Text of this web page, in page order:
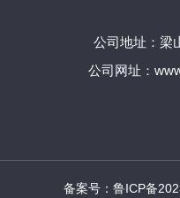
公司地址：梁
公司网址：
备案号：鲁ICP备